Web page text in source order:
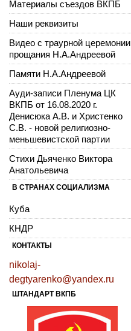
Материалы съездов ВКПБ
Наши реквизиты
Видео с траурной церемонии
прощания Н.А.Андреевой
Памяти Н.А.Андреевой
Ауди-записи Пленума ЦК
ВКПБ от 16.08.2020 г.
Денисюка А.В. и Христенко
С.В. - новой религиозно-
меньшевистской партии
Стихи Дьяченко Виктора
Анатольевича
В СТРАНАХ СОЦИАЛИЗМА
Куба
КНДР
КОНТАКТЫ
nikolaj-
degtyarenko@yandex.ru
ШТАНДАРТ ВКПБ